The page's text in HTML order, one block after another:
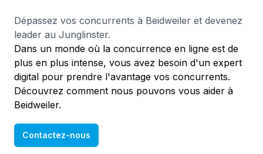
Dépassez vos concurrents à Beidweiler et devenez
leader au Junglinster.
Dans un monde où la concurrence en ligne est de
plus en plus intense, vous avez besoin d'un expert
digital pour prendre l'avantage vos concurrents.
Découvrez comment nous pouvons vous aider à
Beidweiler.
Contactez-nous